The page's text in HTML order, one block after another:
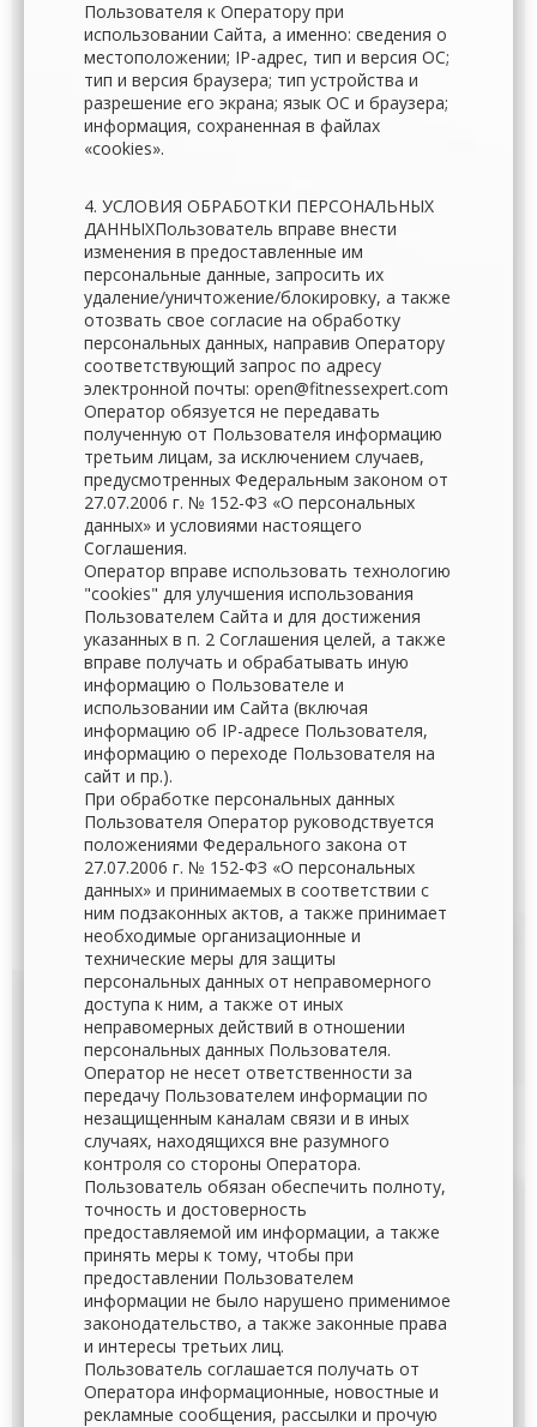
Пользователя к Оператору при
использовании Сайта, а именно: сведения о
местоположении; IP-адрес, тип и версия ОС;
тип и версия браузера; тип устройства и
разрешение его экрана; язык ОС и браузера;
информация, сохраненная в файлах
«cookies».
4. УСЛОВИЯ ОБРАБОТКИ ПЕРСОНАЛЬНЫХ
ДАННЫХПользователь вправе внести
изменения в предоставленные им
персональные данные, запросить их
удаление/уничтожение/блокировку, а также
отозвать свое согласие на обработку
персональных данных, направив Оператору
соответствующий запрос по адресу
электронной почты: open@fitnessexpert.com
Оператор обязуется не передавать
полученную от Пользователя информацию
третьим лицам, за исключением случаев,
предусмотренных Федеральным законом от
27.07.2006 г. № 152-ФЗ «О персональных
данных» и условиями настоящего
Соглашения.
Оператор вправе использовать технологию
"cookies" для улучшения использования
Пользователем Сайта и для достижения
указанных в п. 2 Соглашения целей, а также
вправе получать и обрабатывать иную
информацию о Пользователе и
использовании им Сайта (включая
информацию об IP-адресе Пользователя,
информацию о переходе Пользователя на
сайт и пр.).
При обработке персональных данных
Пользователя Оператор руководствуется
положениями Федерального закона от
27.07.2006 г. № 152-ФЗ «О персональных
данных» и принимаемых в соответствии с
ним подзаконных актов, а также принимает
необходимые организационные и
технические меры для защиты
персональных данных от неправомерного
доступа к ним, а также от иных
неправомерных действий в отношении
персональных данных Пользователя.
Оператор не несет ответственности за
передачу Пользователем информации по
незащищенным каналам связи и в иных
случаях, находящихся вне разумного
контроля со стороны Оператора.
Пользователь обязан обеспечить полноту,
точность и достоверность
предоставляемой им информации, а также
принять меры к тому, чтобы при
предоставлении Пользователем
информации не было нарушено применимое
законодательство, а также законные права
и интересы третьих лиц.
Пользователь соглашается получать от
Оператора информационные, новостные и
рекламные сообщения, рассылки и прочую